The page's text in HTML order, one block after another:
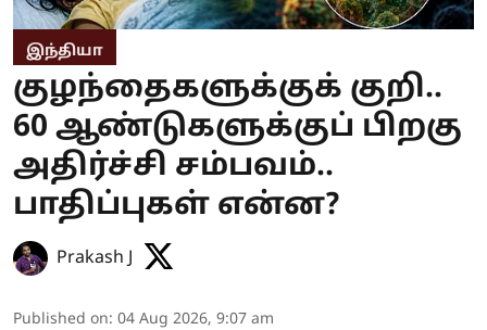
இந்தியா
குழந்தைகளுக்குக் குறி..
60 ஆண்டுகளுக்குப் பிறகு
அதிர்ச்சி சம்பவம்..
பாதிப்புகள் என்ன?
Prakash J
Published on: 04 Aug 2026, 9:07 am